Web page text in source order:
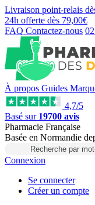
Livraison point-relais
24h offerte dès 79,00€
FAQ Contactez-nous
À propos Guides
4,7/5
Basé sur 19700 avis
Pharmacie Française
Basée en Normandie
Recherche par
Connexion
Se connecter
Créer un compte